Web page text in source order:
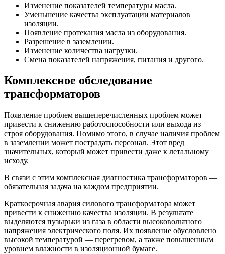
Изменение показателей температуры масла.
Уменьшение качества эксплуатации материалов
изоляции.
Появление протекания масла из оборудования.
Разрешение в заземлении.
Изменение количества нагрузки.
Смена показателей напряжения, питания и другого.
Комплексное обследование
трансформаторов
Появление проблем вышеперечисленных проблем может
привести к снижению работоспособности или выхода из
строя оборудования. Помимо этого, в случае наличия проблем
в заземлении может пострадать персонал. Этот вред
значительных, который может привести даже к летальному
исходу.
В связи с этим комплексная диагностика трансформаторов —
обязательная задача на каждом предприятии.
Краткосрочная авария силового трансформатора может
привести к снижению качества изоляции. В результате
выделяются пузырьки из газа в области высоковольтного
напряжения электрического поля. Их появление обусловлено
высокой температурой — перегревом, а также повышенным
уровнем влажности в изоляционной бумаге.